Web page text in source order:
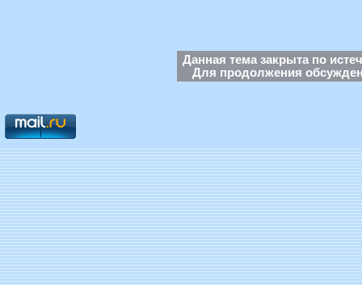
Данная тема закрыта по
Для продолжения